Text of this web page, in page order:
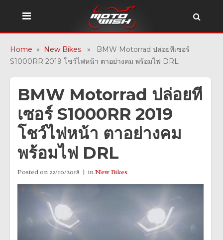
Home » New Bikes » BMW Motorrad ปล่อยทีเซอร์
S1000RR 2019 โชว์ไฟหน้า ตาอย่างคม พร้อมไฟ DRL
BMW Motorrad ปล่อยที
เซอร์ S1000RR 2019
โชว์ไฟหน้า ตาอย่างคม
พร้อมไฟ DRL
Posted on 22/10/2018 inNew Bikes